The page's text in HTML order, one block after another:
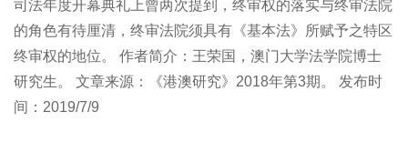
司法年度开幕典礼上曾两次提到，终审权的落实与终审法院
的角色有待厘清，终审法院须具有《基本法》所赋予之特区
终审权的地位。 作者简介：王荣国，澳门大学法学院博士
研究生。 文章来源：《港澳研究》2018年第3期。 发布时
间：2019/7/9